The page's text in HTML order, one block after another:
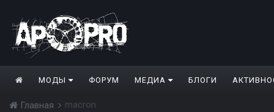
МОДЫ ФОРУМ МЕДИА БЛОГИ
Главная macron